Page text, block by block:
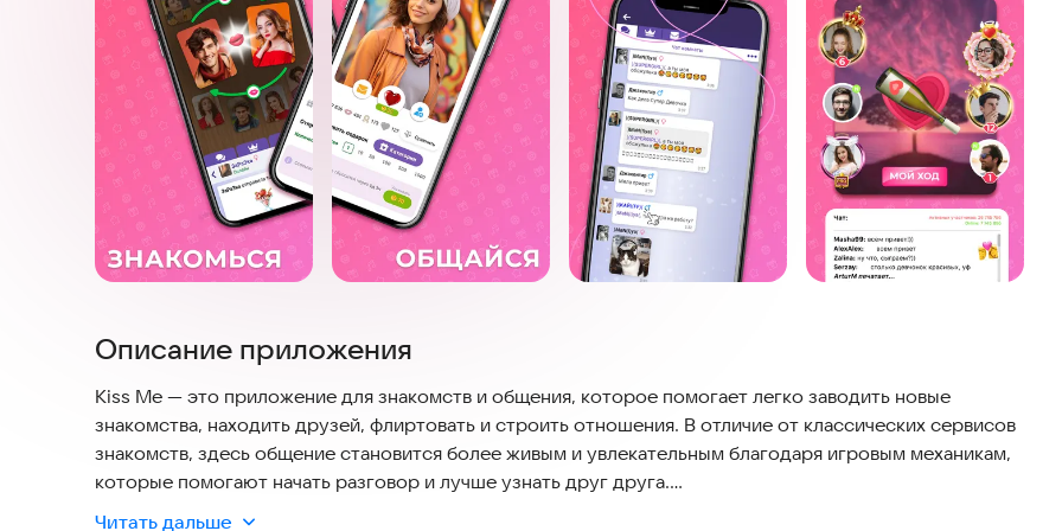
Описание приложения
Kiss Me — это приложение для знакомств и общения, которое помогает легко заводить новые
знакомства, находить друзей, флиртовать и строить отношения. В отличие от классических сервисов
знакомств, здесь общение становится более живым и увлекательным благодаря игровым механикам,
которые помогают начать разговор и лучше узнать друг друга.
Читать дальше